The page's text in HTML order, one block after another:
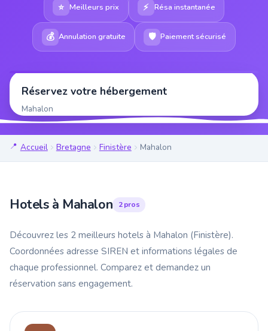
⭐ Meilleurs prix ⚡ Résa instantanée
💰 Annulation gratuite 🛡 Paiement sécurisé
Réservez votre hébergement
Mahalon
Accueil Bretagne Finistère Mahalon
Hotels à Mahalon 2 pros
Découvrez les 2 meilleurs hotels à Mahalon (Finistère).
Coordonnées adresse SIREN et informations légales de
chaque professionnel. Comparez et demandez un
réservation sans engagement.